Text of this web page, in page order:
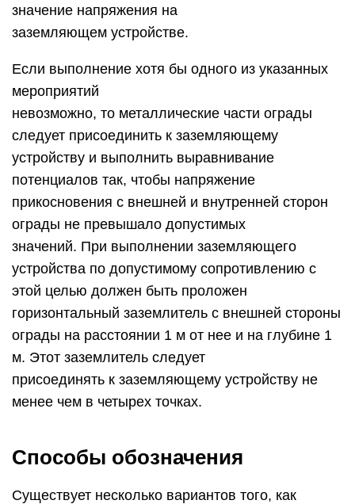
значение напряжения на
заземляющем устройстве.
Если выполнение хотя бы одного из указанных
мероприятий
невозможно, то металлические части ограды
следует присоединить к заземляющему
устройству и выполнить выравнивание
потенциалов так, чтобы напряжение
прикосновения с внешней и внутренней сторон
ограды не превышало допустимых
значений. При выполнении заземляющего
устройства по допустимому сопротивлению с
этой целью должен быть проложен
горизонтальный заземлитель с внешней стороны
ограды на расстоянии 1 м от нее и на глубине 1
м. Этот заземлитель следует
присоединять к заземляющему устройству не
менее чем в четырех точках.
Способы обозначения
Существует несколько вариантов того, как